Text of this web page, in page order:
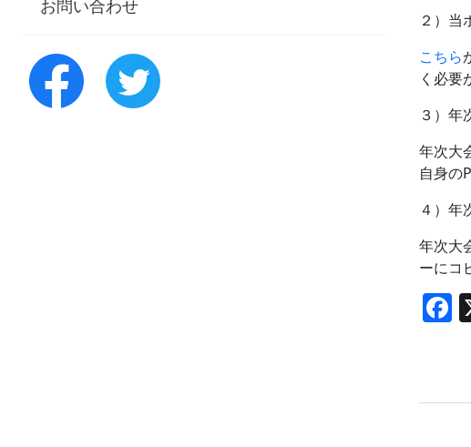
お問い合わせ
２）当
こちら
く必要
３）年
年次大
自身の
４）年
年次大
ーにコ
F
e